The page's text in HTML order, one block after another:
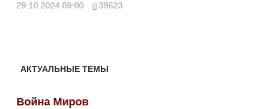
29.10.2024 09:00 39623
АКТУАЛЬНЫЕ ТЕМЫ
Война Миров